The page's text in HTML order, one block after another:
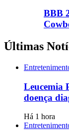
BBB
Últimas
Leucemia
doença
Há 1 hora